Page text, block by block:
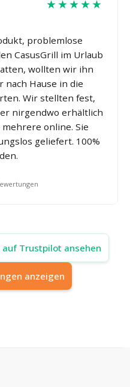
★★★★★
problemlose
CasusGrill im Urlaub
wollten wir ihn
nach Hause in die
Wir stellten fest,
nirgendwo erhältlich
online. Sie
geliefert. 100%
Trustpilot ansehen
anzeigen